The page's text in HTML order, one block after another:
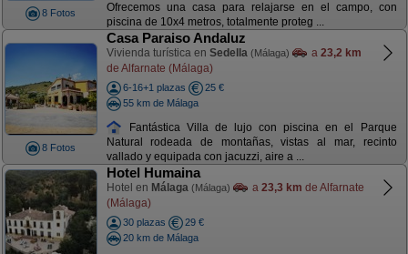
8 Fotos
Ofrecemos una casa para relajarse en el campo, con
piscina de 10x4 metros, totalmente proteg ...
8 Fotos
Casa Paraiso Andaluz
Vivienda turística en Sedella (Málaga) a 23,2 km
de Alfarnate (Málaga)
6-16+1 plazas
25 €
55 km de Málaga
Fantástica Villa de lujo con piscina en el Parque
Natural rodeada de montañas, vistas al mar, recinto
vallado y equipada con jacuzzi, aire a ...
Hotel Humaina
Hotel en Málaga (Málaga) a 23,3 km de Alfarnate
(Málaga)
30 plazas
29 €
20 km de Málaga